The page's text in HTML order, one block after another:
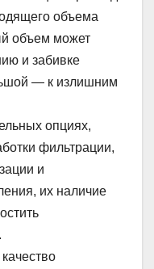
объема
объем может
и забивке
— к излишним
опциях,
фильтрации,
и
их наличие